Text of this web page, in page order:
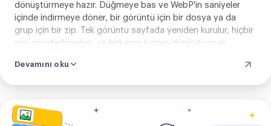
dönüştürmeye hazır. Düğmeye bas ve WebP'in saniyeler
içinde indirmeye döner, bir görüntü için bir dosya ya da
grup için bir zip. Tek görüntü sayfada yeniden kurulur, hiçbir
şey gönderilmeden, ve birkaçını birden dönüştürmek
Devamını oku
Görselini